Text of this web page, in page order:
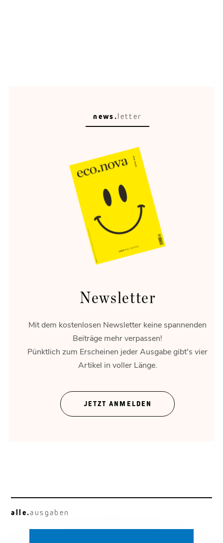
Rückenwind für Anleger
Chancen auf ein ertragreiches Jahr.
Zwischen Marktlogik und Psychologie.
news.letter
Newsletter
Mit dem kostenlosen Newsletter keine spannenden
Beiträge mehr verpassen!
Pünktlich zum Erscheinen jeder Ausgabe gibt's vier
Artikel in voller Länge.
JETZT ANMELDEN
alle.ausgaben